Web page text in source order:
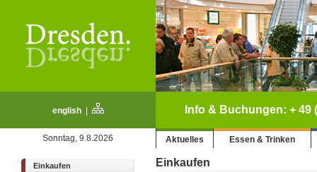
english| Info & Buchungen: + 49
Sonntag, 9.8.2026 Aktuelles Essen & Trinken
Einkaufen Einkaufen